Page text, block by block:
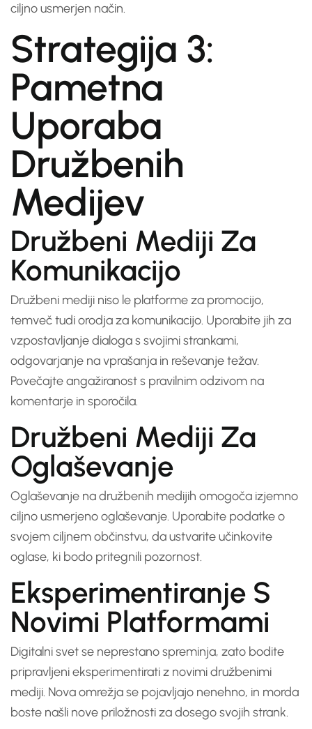
ciljno usmerjen način.
Strategija 3:
Pametna
Uporaba
Družbenih
Medijev
Družbeni Mediji Za
Komunikacijo
Družbeni mediji niso le platforme za promocijo,
temveč tudi orodja za komunikacijo. Uporabite jih za
vzpostavljanje dialoga s svojimi strankami,
odgovarjanje na vprašanja in reševanje težav.
Povečajte angažiranost s pravilnim odzivom na
komentarje in sporočila.
Družbeni Mediji Za
Oglaševanje
Oglaševanje na družbenih medijih omogoča izjemno
ciljno usmerjeno oglaševanje. Uporabite podatke o
svojem ciljnem občinstvu, da ustvarite učinkovite
oglase, ki bodo pritegnili pozornost.
Eksperimentiranje S
Novimi Platformami
Digitalni svet se neprestano spreminja, zato bodite
pripravljeni eksperimentirati z novimi družbenimi
mediji. Nova omrežja se pojavljajo nenehno, in morda
boste našli nove priložnosti za dosego svojih strank.